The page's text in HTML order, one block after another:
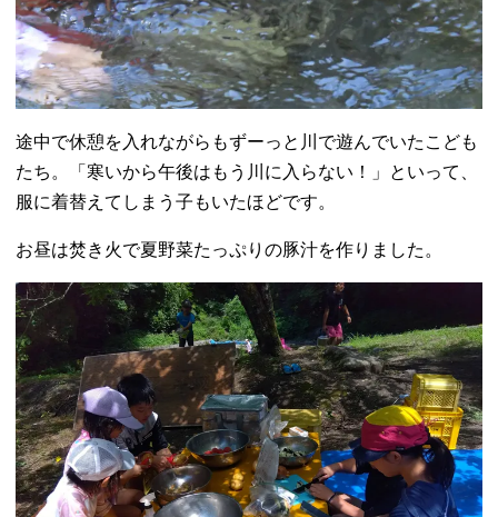
途中で休憩を入れながらもずーっと川で遊んでいたこども
たち。「寒いから午後はもう川に入らない！」といって、
服に着替えてしまう子もいたほどです。
お昼は焚き火で夏野菜たっぷりの豚汁を作りました。